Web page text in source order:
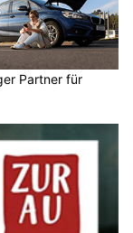
Partner für